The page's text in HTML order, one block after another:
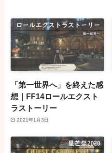
「第一世界へ」を終えた感
想｜FF14ロールエクスト
ラストーリー
2021年1月3日